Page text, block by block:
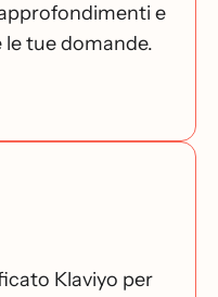
e
tue domande.
Klaviyo per